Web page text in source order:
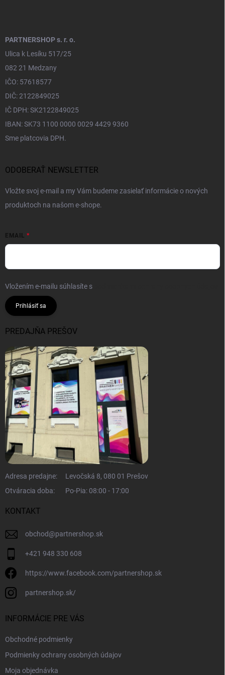
PARTNERSHOP s. r. o.
Ulica k Lesíku 517/25
082 21 Medzany
IČO: 57618577
DIČ: 2122849025
IČ DPH: SK2122849025
IBAN: SK73 1100 0000 0029 4429 9360
Sme platcovia DPH.
ODOBERAŤ NEWSLETTER
Vložte svoj e-mail a my Vám budeme zasielať informácie o nových
produktoch na našom e-shope.
EMAIL
Vložením e-mailu súhlasíte s
Prihlásiť sa
PREDAJŇA PREŠOV
Adresa predajne:
Levočská 8, 080 01 Prešov
Otváracia doba:
Po-Pia: 08:00 - 17:00
KONTAKT
obchod@partnershop.sk
+421 948 330 608
https://www.facebook.com/partnershop.sk
partnershop.sk/
INFORMÁCIE PRE VÁS
Obchodné podmienky
Podmienky ochrany osobných údajov
Moja objednávka